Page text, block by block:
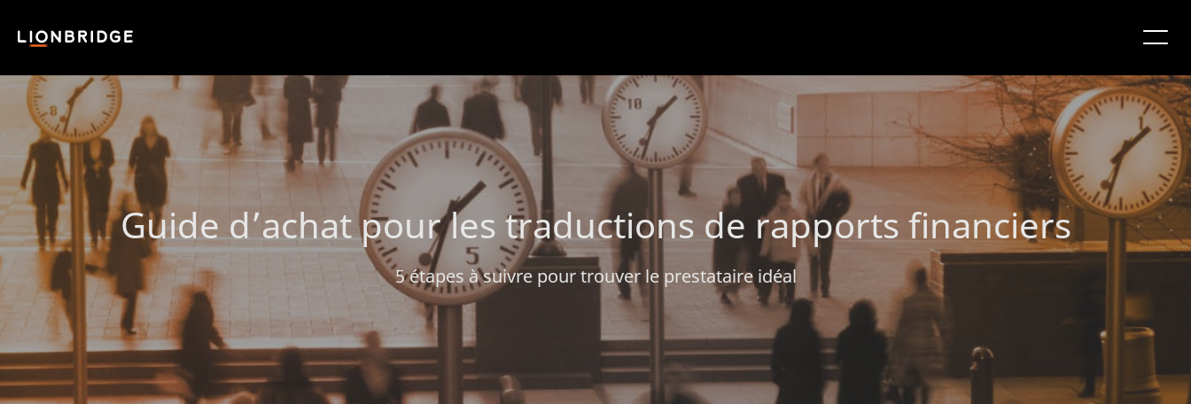
Guide d’achat pour les traductions de rapports financiers
5 étapes à suivre pour trouver le prestataire idéal